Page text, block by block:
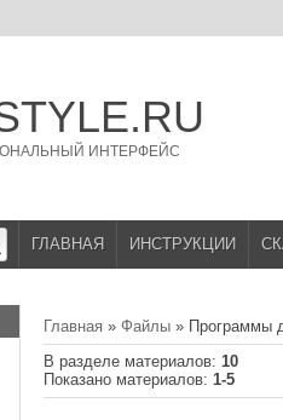
ИНТЕРФЕЙС
ГЛАВНАЯ ИНСТРУКЦИИ
Главная » Файлы » Программы
В разделе материалов: 10
Показано материалов: 1-5